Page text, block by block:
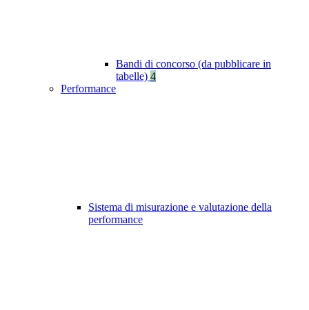
Bandi di concorso (da pubblicare in
tabelle) 4
Performance
Sistema di misurazione e valutazione della
performance